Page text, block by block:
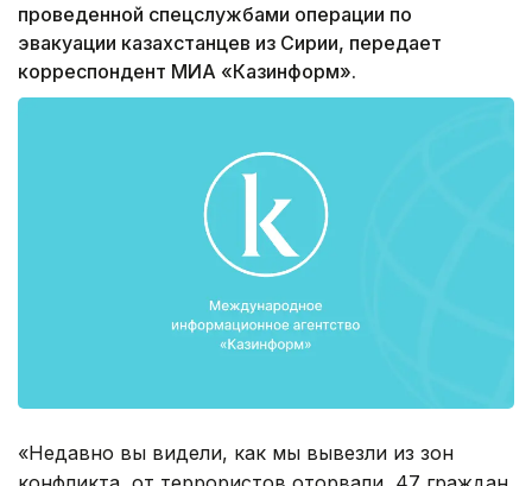
проведенной спецслужбами операции по
эвакуации казахстанцев из Сирии, передает
корреспондент МИА «Казинформ».
«Недавно вы видели, как мы вывезли из зон